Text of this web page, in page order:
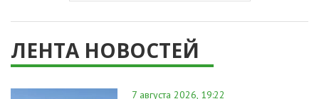
ЛЕНТА НОВОСТЕЙ
7 августа 2026, 19:22